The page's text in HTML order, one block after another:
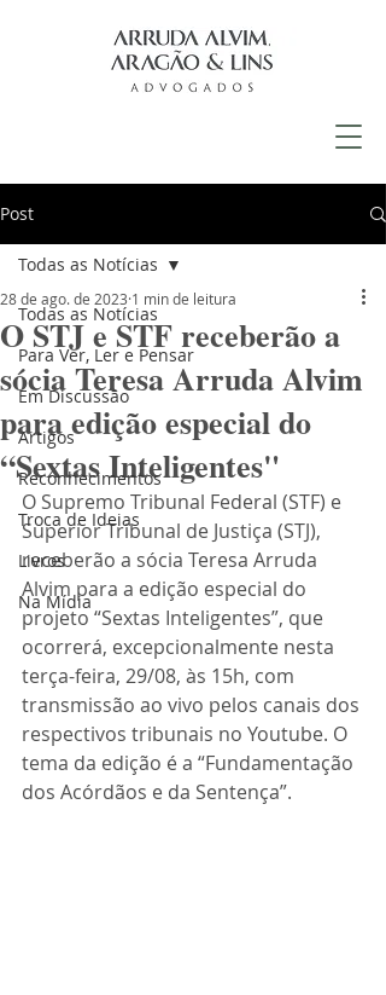
Post
Todas as Notícias
Para Ver, Ler e Pensar
Em Discussão
Artigos
Reconhecimentos
Troca de Ideias
Livros
Na Mídia
Todas as Notícias
O STJ e STF receberão a
sócia Teresa Arruda Alvim
para edição especial do
“Sextas Inteligentes"
28 de ago. de 2023 1 min de leitura
O Supremo Tribunal Federal (STF) e
Superior Tribunal de Justiça (STJ),
receberão a sócia Teresa Arruda
Alvim para a edição especial do
projeto “Sextas Inteligentes”, que
ocorrerá, excepcionalmente nesta
terça-feira, 29/08, às 15h, com
transmissão ao vivo pelos canais dos
respectivos tribunais no Youtube. O
tema da edição é a “Fundamentação
dos Acórdãos e da Sentença”.